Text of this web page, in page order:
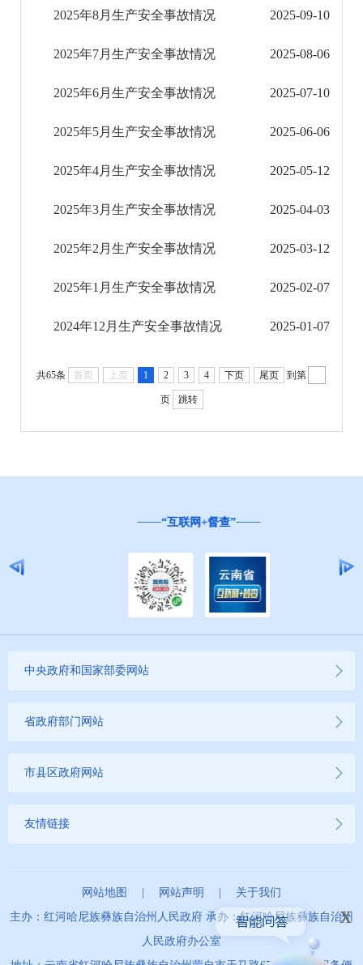
旅游市场秩序和服务质量信息公开
公务员管理信息公开
推进户籍和出入境管理服务公开
云南省网上新闻发布厅
不动产登记
其他
建议提案办理
2025年8月生产安全事故情况 2025-09-10
2025年7月生产安全事故情况 2025-08-06
2025年6月生产安全事故情况 2025-07-10
2025年5月生产安全事故情况 2025-06-06
2025年4月生产安全事故情况 2025-05-12
2025年3月生产安全事故情况 2025-04-03
2025年2月生产安全事故情况 2025-03-12
2025年1月生产安全事故情况 2025-02-07
2024年12月生产安全事故情况 2025-01-07
共65条 首页 上页 1 2 3 4 下页 尾页 到第
页 跳转
“互联网+督查”
中央政府和国家部委网站
省政府部门网站
市县区政府网站
友情链接
网站地图 | 网站声明 | 关于我们
主办：红河哈尼族彝族自治州人民政府 承办：红河哈尼族彝族自治州
人民政府办公室
x